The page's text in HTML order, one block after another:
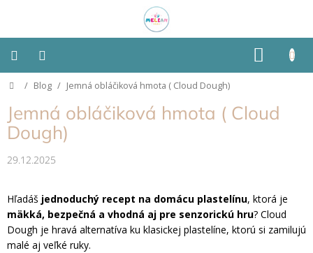
KOŠÍK
Montessori
Detská
izba
Hračky
podľa
typu
Domov
/ Blog / Jemná obláčiková hmota ( Cloud Dough)
Jemná obláčiková hmota ( Cloud
Dough)
29.12.2025
Hľadáš jednoduchý recept na domácu plastelínu, ktorá je
mäkká, bezpečná a vhodná aj pre senzorickú hru? Cloud
Dough je hravá alternatíva ku klasickej plastelíne, ktorú si zamilujú
malé aj veľké ruky.